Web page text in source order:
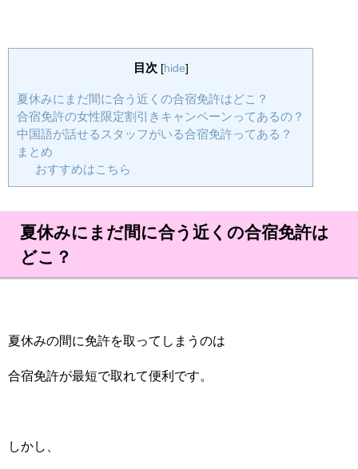
目次 [hide]
夏休みにまだ間に合う近くの合宿免許はどこ？
合宿免許の女性限定割引きキャンペーンってあるの？
中国語が話せるスタッフがいる合宿免許ってある？
まとめ
おすすめはこちら
夏休みにまだ間に合う近くの合宿免許は
どこ？
夏休みの間に免許を取ってしまうのは
合宿免許が最短で取れて便利です。
しかし、